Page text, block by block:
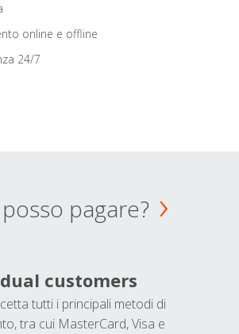
online e offline
24/7
pagare?
customers
tutti i principali metodi di
tra cui MasterCard, Visa e